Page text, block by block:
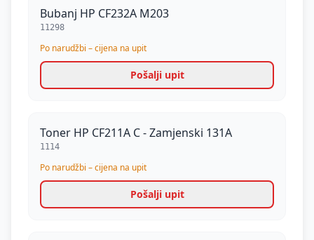
Bubanj HP CF232A M203
11298
Po narudžbi – cijena na upit
Pošalji upit
Toner HP CF211A C - Zamjenski 131A
1114
Po narudžbi – cijena na upit
Pošalji upit